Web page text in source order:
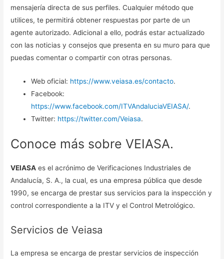
mensajería directa de sus perfiles. Cualquier método que
utilices, te permitirá obtener respuestas por parte de un
agente autorizado. Adicional a ello, podrás estar actualizado
con las noticias y consejos que presenta en su muro para que
puedas comentar o compartir con otras personas.
Web oficial: https://www.veiasa.es/contacto.
Facebook:
https://www.facebook.com/ITVAndaluciaVEIASA/.
Twitter: https://twitter.com/Veiasa.
Conoce más sobre VEIASA.
VEIASA es el acrónimo de Verificaciones Industriales de
Andalucía, S. A., la cual, es una empresa pública que desde
1990, se encarga de prestar sus servicios para la inspección y
control correspondiente a la ITV y el Control Metrológico.
Servicios de Veiasa
La empresa se encarga de prestar servicios de inspección